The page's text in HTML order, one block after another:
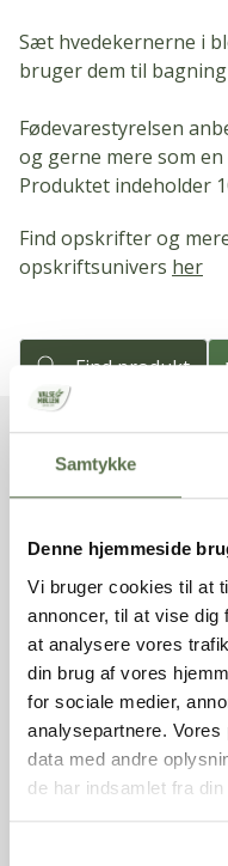
Samtykke
Denne hjemmeside
Vi bruger cookies til at
annoncer, til at vise dig
at analysere vores
din brug af vores
for sociale medier,
analysepartnere.
data med andre
de har indsamlet fra
Sæt hvedekernerne i
bruger dem til
Fødevarestyrelsen
og gerne mere som
Produktet indeholder
Find opskrifter og
opskriftsunivers her
Find produkt
VAREFAKTA
Varenavn
Nettovægt
Produkttype
Varebetegnelse
Varemærke
EAN (stk)
EAN (Kolli)
Nettovægt (kolli)
Antal stk. pr. kolli